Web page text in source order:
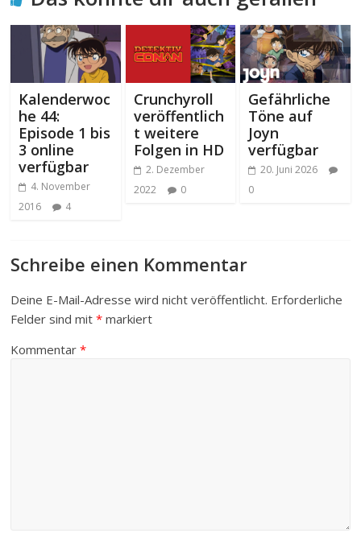
Kalenderwoc
he 44:
Episode 1 bis
3 online
verfügbar
4. November
2016
4
Crunchyroll
veröffentlich
t weitere
Folgen in HD
2. Dezember
2022
0
Gefährliche
Töne auf
Joyn
verfügbar
20. Juni 2026
0
Schreibe einen Kommentar
Deine E-Mail-Adresse wird nicht veröffentlicht. Erforderliche
Felder sind mit* markiert
Kommentar*